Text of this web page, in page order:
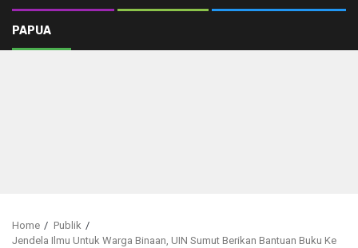
PAPUA
Home
Publik
Jendela Ilmu Untuk Warga Binaan, UIN Sumut Berikan Bantuan Buku Ke